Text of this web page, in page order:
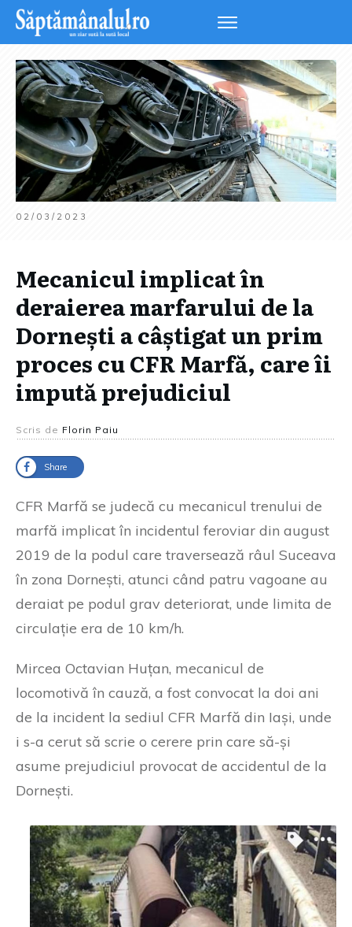
02/03/2023
Mecanicul implicat în
deraierea marfarului de la
Dornești a câștigat un prim
proces cu CFR Marfă, care îi
impută prejudiciul
Scris de Florin Paiu
Share
CFR Marfă se judecă cu mecanicul trenului de
marfă implicat în incidentul feroviar din august
2019 de la podul care traversează râul Suceava
în zona Dornești, atunci când patru vagoane au
deraiat pe podul grav deteriorat, unde limita de
circulație era de 10 km/h.
Mircea Octavian Huțan, mecanicul de
locomotivă în cauză, a fost convocat la doi ani
de la incident la sediul CFR Marfă din Iași, unde
i s-a cerut să scrie o cerere prin care să-și
asume prejudiciul provocat de accidentul de la
Dornești.